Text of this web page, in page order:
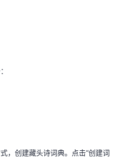
，创建藏头诗词典。点击“创建词